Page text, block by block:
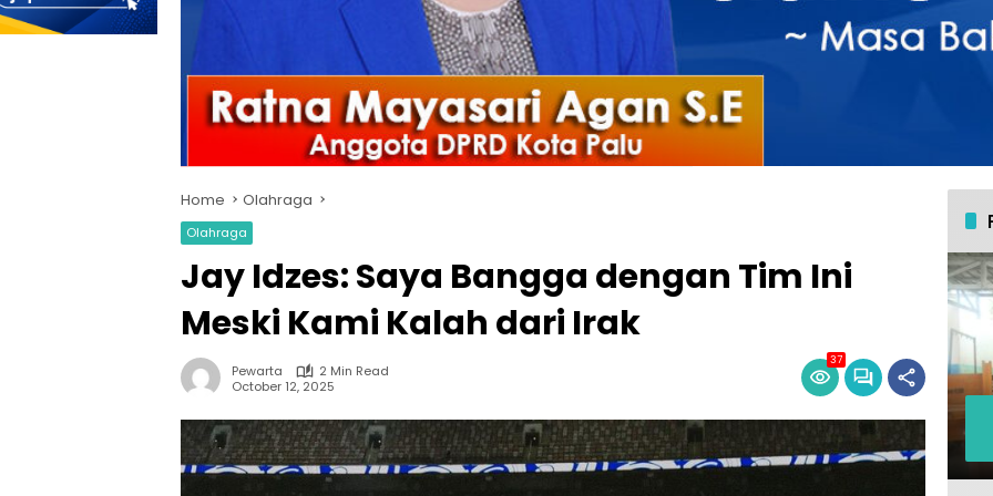
Home Olahraga
Olahraga
Jay Idzes: Saya Bangga dengan Tim Ini
Meski Kami Kalah dari Irak
Pewarta
2 Min Read
October 12, 2025
37